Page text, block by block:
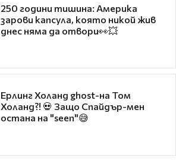
250 години тишина: Америка
зарови капсула, която никой жив
днес няма да отвори👀💥
Ерлинг Холанд ghost-на Том
Холанд?! 💀 Защо Спайдър-мен
остана на "seen"😅